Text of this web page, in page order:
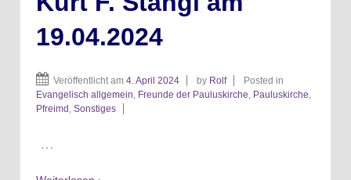
19.04.2024
Veröffentlicht am 4. April 2024 by Rolf
Posted in
Evangelisch allgemein, Freunde der Pauluskirche, Pauluskirche,
Pfreimd , Sonstiges
…